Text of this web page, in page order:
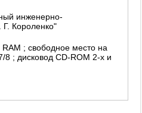
инженерно-
Г. Короленко"
; свободное место на
; дисковод CD-ROM 2-x и